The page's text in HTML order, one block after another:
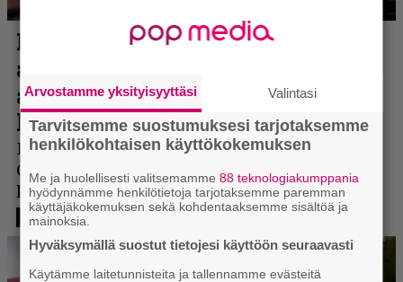
Arvostamme yksityisyyttäsi Valintasi
Tarvitsemme suostumuksesi tarjotaksemme
henkilökohtaisen käyttökokemuksen
Me ja huolellisesti valitsemamme88 teknologiakumppania
hyödynnämme henkilötietoja tarjotaksemme paremman
käyttäjäkokemuksen sekä kohdentaaksemme sisältöä ja
mainoksia.
Hyväksymällä suostut tietojesi käyttöön seuraavasti
Käytämme laitetunnisteita ja tallennamme evästeitä